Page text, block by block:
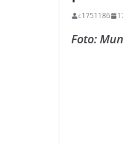
c1751186
Foto: